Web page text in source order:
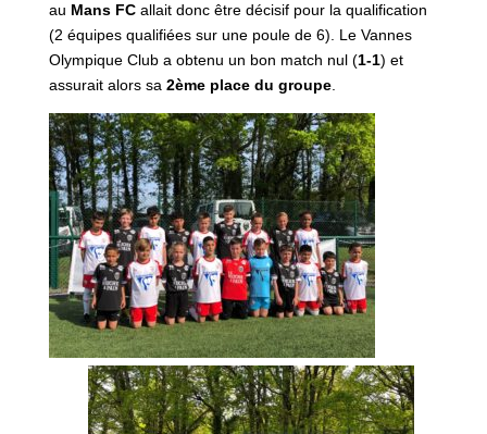
au Mans FCallait donc être décisif pour la qualification
(2 équipes qualifiées sur une poule de 6). Le Vannes
Olympique Club a obtenu un bon match nul (1-1) et
assurait alors sa 2ème place du groupe.